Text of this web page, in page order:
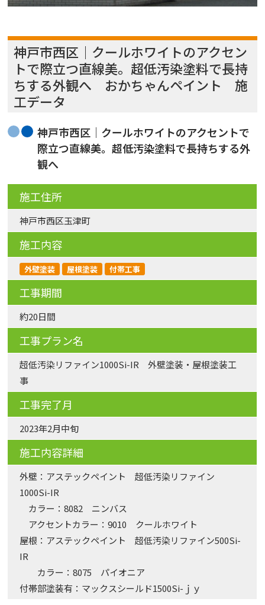
神戸市西区｜クールホワイトのアクセン
トで際立つ直線美。超低汚染塗料で長持
ちする外観へ おかちゃんペイント 施
工データ
神戸市西区｜クールホワイトのアクセントで
際立つ直線美。超低汚染塗料で長持ちする外
観へ
施工住所
神戸市西区玉津町
施工内容
外壁塗装 屋根塗装 付帯工事
工事期間
約20日間
工事プラン名
超低汚染リファイン1000Si-IR 外壁塗装・屋根塗装工
事
工事完了月
2023年2月中旬
施工内容詳細
外壁：アステックペイント 超低汚染リファイン
1000Si-IR
カラー：8082 ニンバス
アクセントカラー：9010 クールホワイト
屋根：アステックペイント 超低汚染リファイン500Si-
IR
カラー：8075 パイオニア
付帯部塗装有：マックスシールド1500Si-ｊｙ